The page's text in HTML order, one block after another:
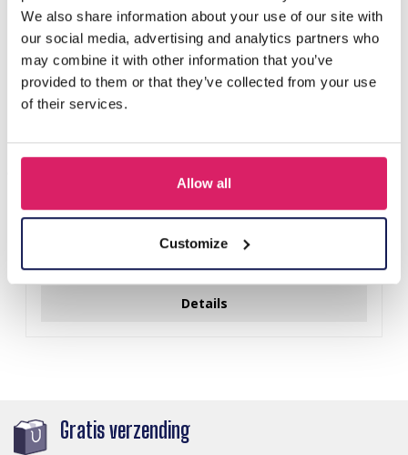
We also share information about your use of our site with
our social media, advertising and analytics partners who
may combine it with other information that you’ve
provided to them or that they’ve collected from your use
of their services.
Allow all
Customize
Login voor prijzen
Details
Gratis verzending